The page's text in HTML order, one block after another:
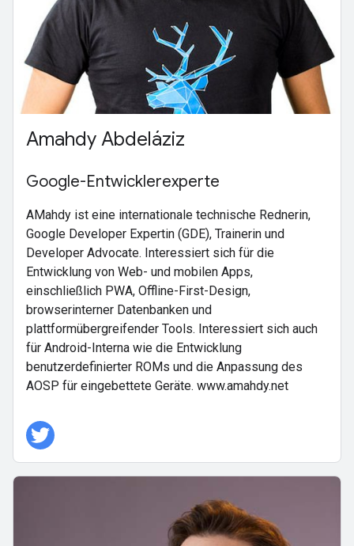
Amahdy Abdeláziz
Google-Entwicklerexperte
AMahdy ist eine internationale technische Rednerin,
Google Developer Expertin (GDE), Trainerin und
Developer Advocate. Interessiert sich für die
Entwicklung von Web- und mobilen Apps,
einschließlich PWA, Offline-First-Design,
browserinterner Datenbanken und
plattformübergreifender Tools. Interessiert sich auch
für Android-Interna wie die Entwicklung
benutzerdefinierter ROMs und die Anpassung des
AOSP für eingebettete Geräte. www.amahdy.net